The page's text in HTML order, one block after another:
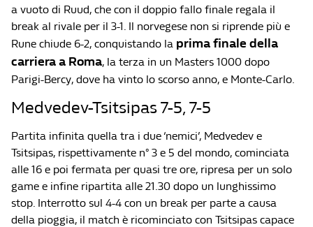
a vuoto di Ruud, che con il doppio fallo finale regala il
break al rivale per il 3-1. Il norvegese non si riprende più e
Rune chiude 6-2, conquistando la prima finale della
carriera a Roma, la terza in un Masters 1000 dopo
Parigi-Bercy, dove ha vinto lo scorso anno, e Monte-Carlo.
Medvedev-Tsitsipas 7-5, 7-5
Partita infinita quella tra i due ‘nemici’, Medvedev e
Tsitsipas, rispettivamente n° 3 e 5 del mondo, cominciata
alle 16 e poi fermata per quasi tre ore, ripresa per un solo
game e infine ripartita alle 21.30 dopo un lunghissimo
stop. Interrotto sul 4-4 con un break per parte a causa
della pioggia, il match è ricominciato con Tsitsipas capace